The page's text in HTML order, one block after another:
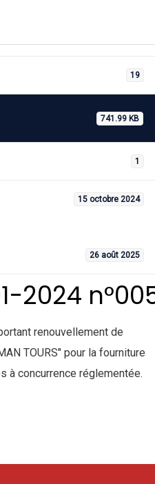
19
741.99 KB
1
15 octobre 2024
26 août 2025
2024
renouvellement de
TOURS" pour la fourniture
à concurrence réglementée.